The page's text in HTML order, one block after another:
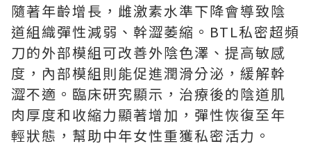
隨著年齡增長，雌激素水準下降會導致陰
道組織彈性減弱、幹澀萎縮。BTL私密超頻
刀的外部模組可改善外陰色澤、提高敏感
度，內部模組則能促進潤滑分泌，緩解幹
澀不適。臨床研究顯示，治療後的陰道肌
肉厚度和收縮力顯著增加，彈性恢復至年
輕狀態，幫助中年女性重獲私密活力。